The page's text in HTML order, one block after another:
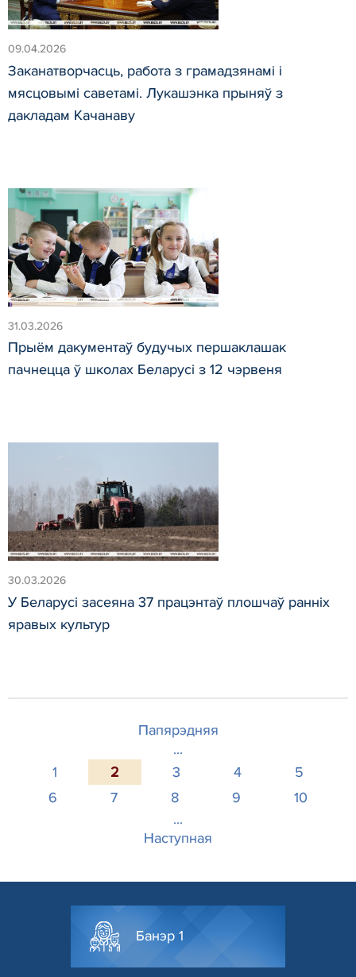
09.04.2026
Заканатворчасць, работа з грамадзянамі і
мясцовымі саветамі. Лукашэнка прыняў з
дакладам Качанаву
31.03.2026
Прыём дакументаў будучых першаклашак
пачнецца ў школах Беларусі з 12 чэрвеня
30.03.2026
У Беларусі засеяна 37 працэнтаў плошчаў ранніх
яравых культур
Папярэдняя
...
1
2 3 4
5
6
7 8 9
10
...
Наступная
Банэр 1